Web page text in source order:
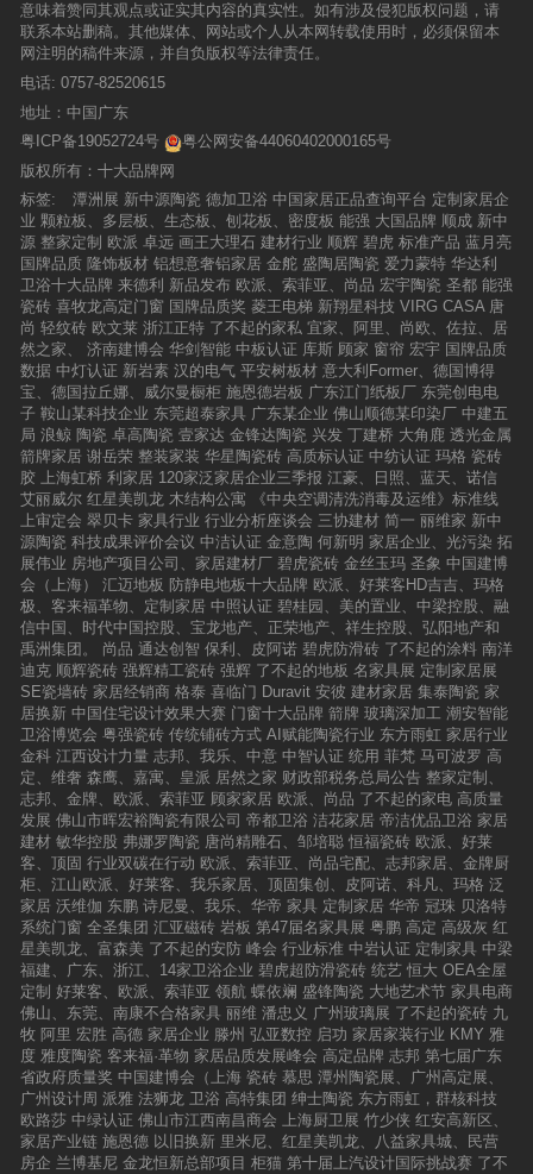
意味着赞同其观点或证实其内容的真实性。如有涉及侵犯版权问题，请
联系本站删稿。其他媒体、网站或个人从本网转载使用时，必须保留本
网注明的稿件来源，并自负版权等法律责任。
电话: 0757-82520615
地址：中国广东
粤ICP备19052724号
粤公网安备44060402000165号
版权所有：十大品牌网
标签:
潭洲展 新中源陶瓷 德加卫浴 中国家居正品查询平台 定制家居企
业 颗粒板、多层板、生态板、刨花板、密度板 能强 大国品牌 顺成 新中
源 整家定制 欧派 卓远 画王大理石 建材行业 顺辉 碧虎 标准产品 蓝月亮
国牌品质 隆饰板材 铝想意奢铝家居 金舵 盛陶居陶瓷 爱力蒙特 华达利
卫浴十大品牌 来德利 新品发布 欧派、索菲亚、尚品 宏宇陶瓷 圣都 能强
瓷砖 喜牧龙高定门窗 国牌品质奖 菱王电梯 新翔星科技 VIRG CASA 唐
尚 轻纹砖 欧文莱 浙江正特 了不起的家私 宜家、阿里、尚欧、佐拉、居
然之家、
济南建博会 华剑智能 中板认证 库斯 顾家 窗帘 宏宇 国牌品质
数据 中灯认证 新岩素 汉的电气 平安树板材 意大利Former、德国博得
宝、德国拉丘娜、威尔曼橱柜 施恩德岩板 广东江门纸板厂 东莞创电电
子 鞍山某科技企业 东莞超泰家具 广东某企业 佛山顺德某印染厂 中建五
局 浪鲸 陶瓷 卓高陶瓷 壹家达 金锋达陶瓷 兴发 丁建桥 大角鹿 透光金属
箭牌家居 谢岳荣 整装家装 华星陶瓷砖 高质标认证 中纺认证 玛格 瓷砖
胶 上海虹桥 利家居 120家泛家居企业三季报 江豪、日照、蓝天、诺信
艾丽威尔 红星美凯龙 木结构公寓
《中央空调清洗消毒及运维》标准线
上审定会 翠贝卡 家具行业 行业分析座谈会 三协建材 简一 丽维家 新中
源陶瓷 科技成果评价会议 中洁认证 金意陶 何新明 家居企业、光污染 拓
展伟业 房地产项目公司、家居建材厂 碧虎瓷砖 金丝玉玛 圣象 中国建博
会（上海）
汇迈地板 防静电地板十大品牌 欧派、好莱客HD吉吉、玛格
极、客来福革物、定制家居 中照认证 碧桂园、美的置业、中梁控股、融
信中国、时代中国控股、宝龙地产、正荣地产、祥生控股、弘阳地产和
禹洲集团。
尚品 通达创智 保利、皮阿诺 碧虎防滑砖 了不起的涂料 南洋
迪克 顺辉瓷砖 强辉精工瓷砖 强辉 了不起的地板 名家具展 定制家居展
SE瓷墙砖 家居经销商 格泰 喜临门 Duravit 安彼 建材家居 集泰陶瓷 家
居换新 中国住宅设计效果大赛 门窗十大品牌 箭牌 玻璃深加工 潮安智能
卫浴博览会 粤强瓷砖 传统铺砖方式 AI赋能陶瓷行业 东方雨虹 家居行业
金科 江西设计力量 志邦、我乐、中意 中智认证 统用 菲梵 马可波罗 高
定、维奢 森鹰、嘉寓、皇派 居然之家 财政部税务总局公告 整家定制、
志邦、金牌、欧派、索菲亚 顾家家居 欧派、尚品 了不起的家电 高质量
发展 佛山市晖宏裕陶瓷有限公司 帝都卫浴 洁花家居 帝洁优品卫浴 家居
建材 敏华控股 弗娜罗陶瓷 唐尚精雕石、邹培聪 恒福瓷砖 欧派、好莱
客、顶固 行业双碳在行动 欧派、索菲亚、尚品宅配、志邦家居、金牌厨
柜、江山欧派、好莱客、我乐家居、顶固集创、皮阿诺、科凡、玛格 泛
家居 沃维伽 东鹏 诗尼曼、我乐、华帝 家具 定制家居 华帝 冠珠 贝洛特
系统门窗 全圣集团 汇亚磁砖 岩板 第47届名家具展 粤鹏 高定 高级灰 红
星美凯龙、富森美 了不起的安防 峰会 行业标准 中岩认证 定制家具 中梁
福建、广东、浙江、14家卫浴企业 碧虎超防滑瓷砖 统艺 恒大 OEA全屋
定制 好莱客、欧派、索菲亚 领航 蝶依斓 盛锋陶瓷 大地艺术节 家具电商
佛山、东莞、南康不合格家具 丽维 潘忠义 广州玻璃展 了不起的瓷砖 九
牧 阿里 宏胜 高德 家居企业 滕州 弘亚数控 启功 家居家装行业 KMY 雅
度 雅度陶瓷 客来福·革物 家居品质发展峰会 高定品牌 志邦 第七届广东
省政府质量奖 中国建博会（上海 瓷砖 慕思 潭州陶瓷展、广州高定展、
广州设计周 派雅 法狮龙 卫浴 高特集团 绅士陶瓷 东方雨虹，群核科技
欧路莎 中绿认证 佛山市江西南昌商会 上海厨卫展 竹少侠 红安高新区、
家居产业链 施恩德 以旧换新 里米尼、红星美凯龙、八益家具城、民营
房企 兰博基尼 金龙恒新总部项目 柜猫 第十届上汽设计国际挑战赛 了不